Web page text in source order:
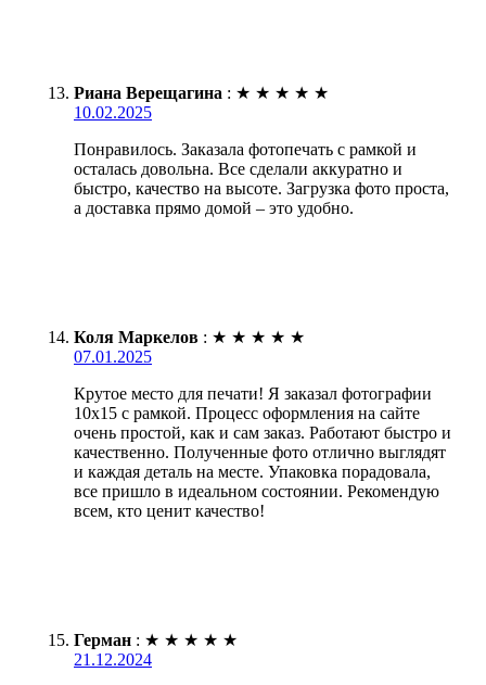
Риана Верещагина : ★ ★ ★ ★ ★
10.02.2025
Понравилось. Заказала фотопечать с рамкой и
осталась довольна. Все сделали аккуратно и
быстро, качество на высоте. Загрузка фото проста,
а доставка прямо домой – это удобно.
Коля Маркелов : ★ ★ ★ ★ ★
07.01.2025
Крутое место для печати! Я заказал фотографии
10х15 с рамкой. Процесс оформления на сайте
очень простой, как и сам заказ. Работают быстро и
качественно. Полученные фото отлично выглядят
и каждая деталь на месте. Упаковка порадовала,
все пришло в идеальном состоянии. Рекомендую
всем, кто ценит качество!
Герман : ★ ★ ★ ★ ★
21.12.2024